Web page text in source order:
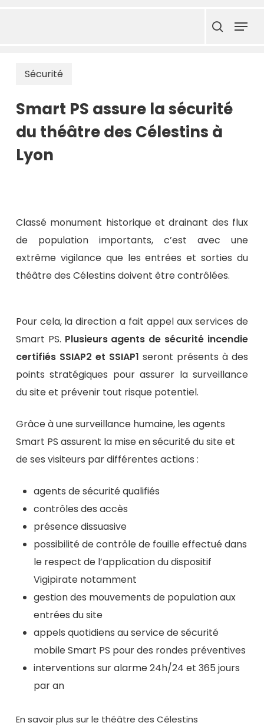
search
Menu
Sécurité
Smart PS assure la sécurité
du théâtre des Célestins à
Lyon
Classé monument historique et drainant des flux
de population importants, c’est avec une
extrême vigilance que les entrées et sorties du
théâtre des Célestins doivent être contrôlées.
Pour cela, la direction a fait appel aux services de
Smart PS. Plusieurs agents de sécurité incendie
certifiés SSIAP2 et SSIAP1 seront présents à des
points stratégiques pour assurer la surveillance
du site et prévenir tout risque potentiel.
Grâce à une surveillance humaine, les agents
Smart PS assurent la mise en sécurité du site et
de ses visiteurs par différentes actions :
agents de sécurité qualifiés
contrôles des accès
présence dissuasive
possibilité de contrôle de fouille effectué dans
le respect de l’application du dispositif
Vigipirate notamment
gestion des mouvements de population aux
entrées du site
appels quotidiens au service de sécurité
mobile Smart PS pour des rondes préventives
interventions sur alarme 24h/24 et 365 jours
par an
En savoir plus sur le théâtre des Célestins